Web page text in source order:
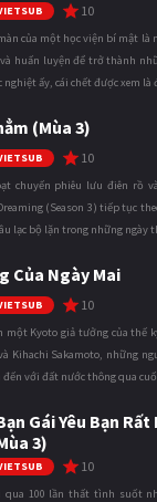
10
của một học viện bí mật là
huấn luyện để trở thành
nghiệt ấy, cái chết được xem là
(Mùa 3)
10
chuyến phiêu lưu điên rồ
(Season 3) tiếp tục
lạc bộ lặn trong những ngày
Của Ngày Mai
10
một Kyoto giả tưởng của thế
Kihachi Sakamoto, những
đến với đất nước thông qua
Gái Yêu Bạn
3)
10
qua 100 lần thất tình suốt